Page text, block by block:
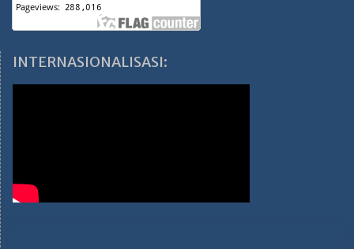
INTERNASIONALISASI: